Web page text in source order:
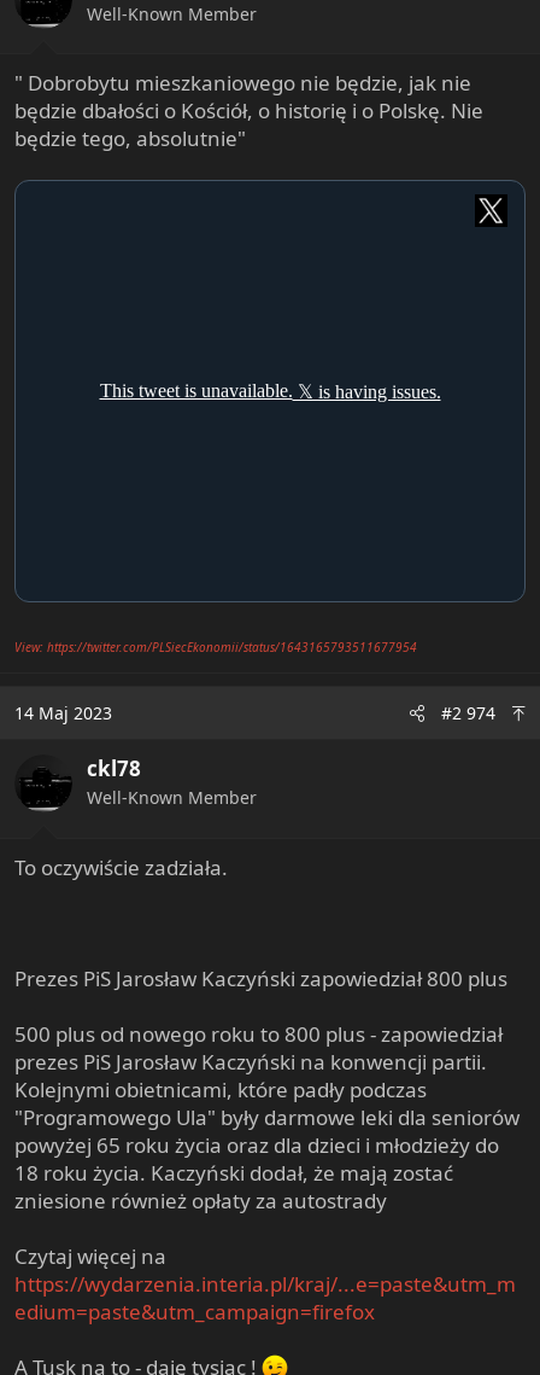
s
Well-Known Member
" Dobrobytu mieszkaniowego nie będzie, jak nie
będzie dbałości o Kościół, o historię i o Polskę. Nie
będzie tego, absolutnie"
View: https://twitter.com/PLSiecEkonomii/status/1643165793511677954
14 Maj 2023 #2 974
ckl78
Well-Known Member
To oczywiście zadziała.
Prezes PiS Jarosław Kaczyński zapowiedział 800 plus
500 plus od nowego roku to 800 plus - zapowiedział
prezes PiS Jarosław Kaczyński na konwencji partii.
Kolejnymi obietnicami, które padły podczas
"Programowego Ula" były darmowe leki dla seniorów
powyżej 65 roku życia oraz dla dzieci i młodzieży do
18 roku życia. Kaczyński dodał, że mają zostać
zniesione również opłaty za autostrady
Czytaj więcej na
https://wydarzenia.interia.pl/kraj/...e=paste&utm_m
edium=paste&utm_campaign=firefox
A Tusk na to - daję tysiąc !